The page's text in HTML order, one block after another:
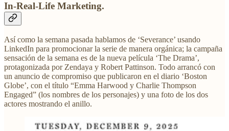
In-Real-Life Marketing.
Así como la semana pasada hablamos de ‘Severance’ usando
LinkedIn para promocionar la serie de manera orgánica; la campaña
sensación de la semana es de la nueva película ‘The Drama’,
protagonizada por Zendaya y Robert Pattinson. Todo arrancó con
un anuncio de compromiso que publicaron en el diario ‘Boston
Globe’, con el título “Emma Harwood y Charlie Thompson
Engaged” (los nombres de los personajes) y una foto de los dos
actores mostrando el anillo.